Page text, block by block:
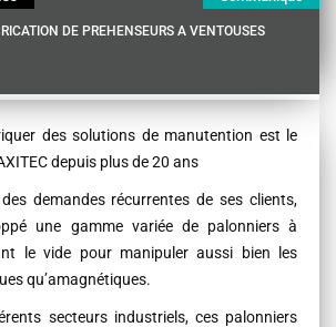
DE PREHENSEURS A VENTOUSES
des solutions de manutention est le
depuis plus de 20 ans
demandes récurrentes de ses clients,
une gamme variée de palonniers à
le vide pour manipuler aussi bien les
qu’amagnétiques.
secteurs industriels, ces palonniers